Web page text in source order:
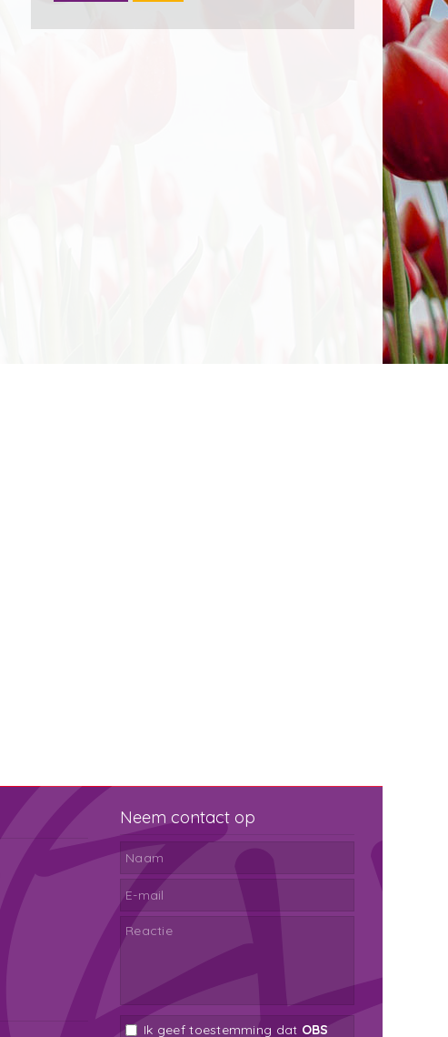
Neem contact op
Ik geef toestemming dat OBS